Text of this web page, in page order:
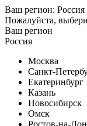
Ваш регион: Россия
Пожалуйста,
Ваш регион
Россия
Москва
Санкт-
Екатеринбург
Казань
Новосибирск
Омск
Ростов-на-